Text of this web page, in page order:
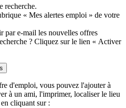
recherche.
« Mes alertes emploi » de votre
par e-mail les nouvelles offres
? Cliquez sur le lien « Activer
d'emploi, vous pouvez l'ajouter à
à un ami, l'imprimer, localiser le lieu
cliquant sur :